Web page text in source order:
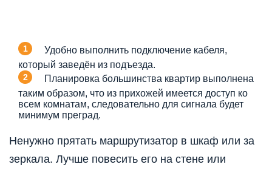
Удобно выполнить подключение кабеля,
который заведён из подъезда.
Планировка большинства квартир выполнена
таким образом, что из прихожей имеется доступ ко
всем комнатам, следовательно для сигнала будет
минимум преград.
Ненужно прятать маршрутизатор в шкаф или за
зеркала. Лучше повесить его на стене или